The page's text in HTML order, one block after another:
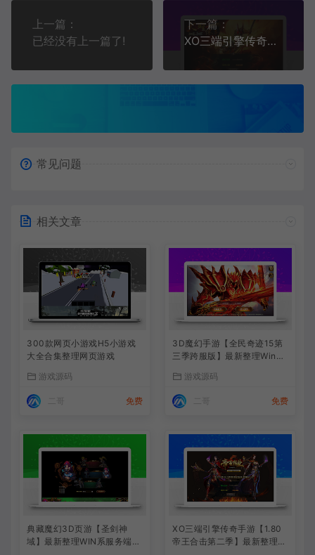
上一篇：
已经没有上一篇了!
下一篇：
XO三端引擎传奇手游【1.80创世星王合击】最新整理Win系服务端+详细搭建教程
常见问题
相关文章
300款网页小游戏H5小游戏
大全合集整理网页游戏
游戏源码
免费
3D魔幻手游【全民奇迹15第
三季跨服版】最新整理Win系
具 游戏源码
免费
典藏魔幻3D页游【圣剑神
域】最新整理WIN系服务端
XO三端引擎传奇手游【1.80
帝王合击第二季】最新整理Wi